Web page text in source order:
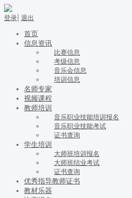
登录 退出
首页
信息资讯
比赛信息
考级信息
音乐会信息
培训信息
名师专家
视频课程
教师培训
音乐职业技能培训报名
音乐职业技能考试
证书查询
学生培训
大师班培训报名
大师班结业考试
证书查询
优秀指导教师证书
教材乐器